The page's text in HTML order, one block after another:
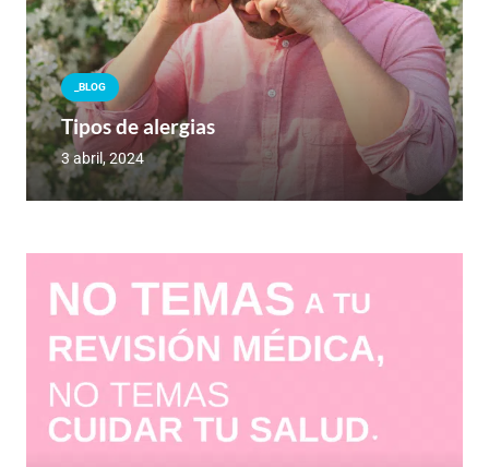
_BLOG
Tipos de alergias
3 abril, 2024